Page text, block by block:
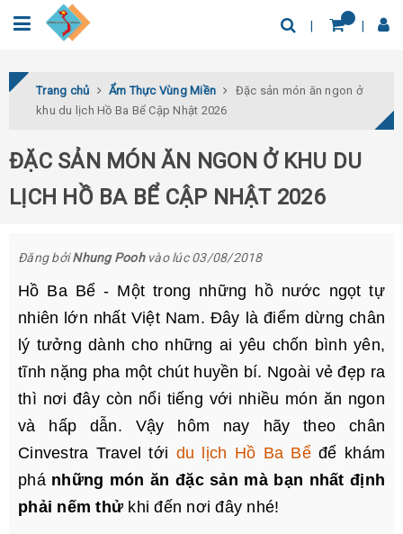
0932.04.03.78 Tìm thêm địa điểm
Trang chủ Ẩm Thực Vùng Miền
Đặc sản món ăn ngon ở
khu du lịch Hồ Ba Bể Cập Nhật 2026
ĐẶC SẢN MÓN ĂN NGON Ở KHU DU
LỊCH HỒ BA BỂ CẬP NHẬT 2026
Đăng bởiNhung Poohvào lúc 03/08/2018
Hồ Ba Bể - Một trong những hồ nước ngọt tự
nhiên lớn nhất Việt Nam. Đây là điểm dừng chân
lý tưởng dành cho những ai yêu chốn bình yên,
tĩnh nặng pha một chút huyền bí. Ngoài vẻ đẹp ra
thì nơi đây còn nổi tiếng với nhiều món ăn ngon
và hấp dẫn. Vậy hôm nay hãy theo chân
Cinvestra Travel tới du lịch Hồ Ba Bểđể khám
phá những món ăn đặc sản mà bạn nhất định
phải nếm thử khi đến nơi đây nhé!